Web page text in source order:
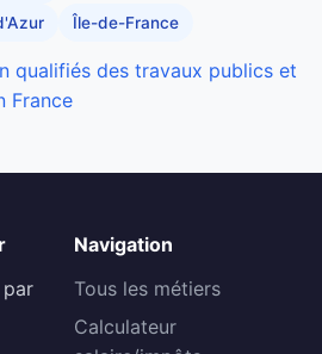
Île-de-France
qualifiés des travaux publics et
France
par
Navigation
Tous les métiers
Calculateur